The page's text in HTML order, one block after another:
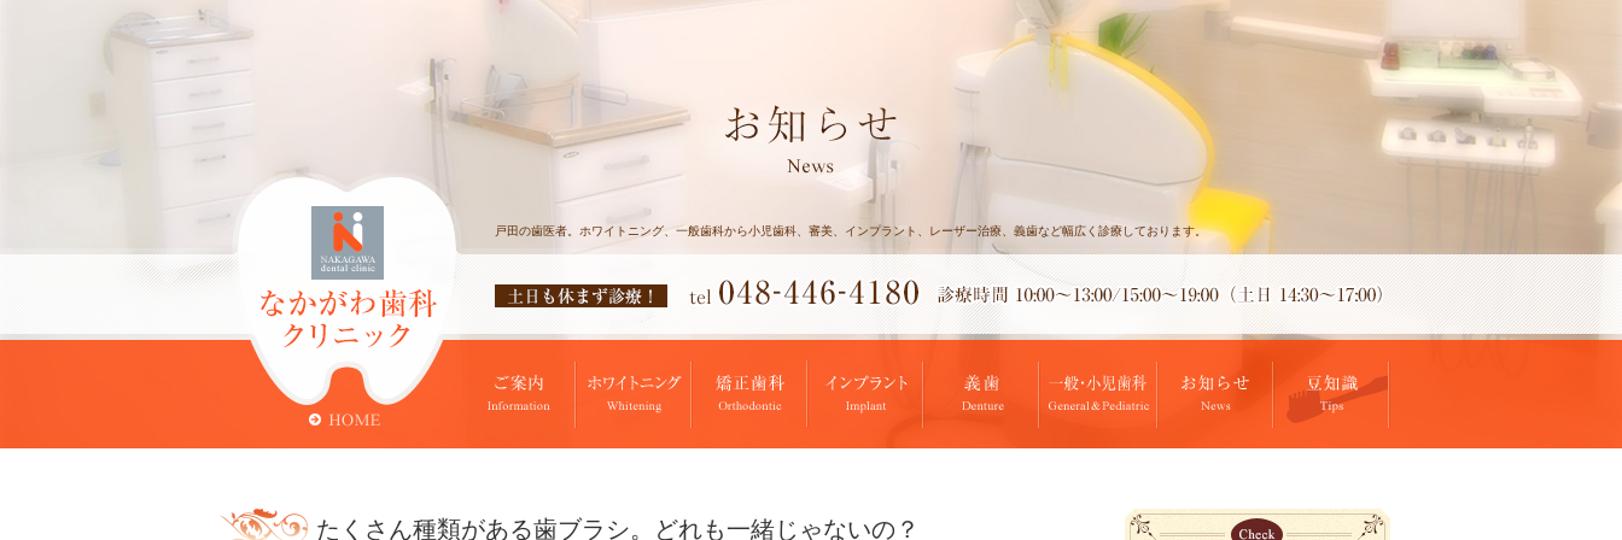
戸田の歯医者。ホワイトニング、一般歯科から小児歯科、審美、インプラント、レーザー治療、義歯など幅広く診療しております。
たくさん種類がある歯ブラシ。どれも一緒じゃないの？